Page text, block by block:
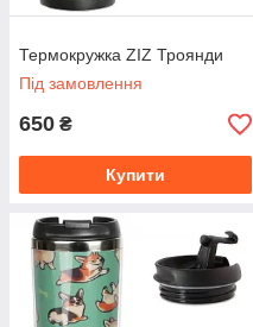
Термокружка ZIZ Троянди
Під замовлення
650 ₴
Купити